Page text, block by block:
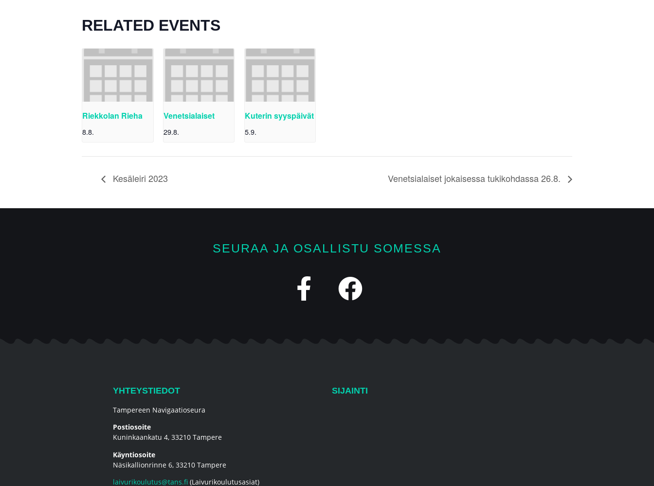
RELATED EVENTS
Riekkolan Rieha
8.8.
Venetsialaiset
29.8.
Kuterin syyspäivät
5.9.
Kesäleiri 2023 Venetsialaiset jokaisessa tukikohdassa 26.8.
SEURAA JA OSALLISTU SOMESSA
YHTEYSTIEDOT
Tampereen Navigaatioseura
Postiosoite
Kuninkaankatu 4, 33210 Tampere
Käyntiosoite
Näsikallionrinne 6, 33210 Tampere
laivurikoulutus@tans.fi (Laivurikoulutusasiat)
SIJAINTI